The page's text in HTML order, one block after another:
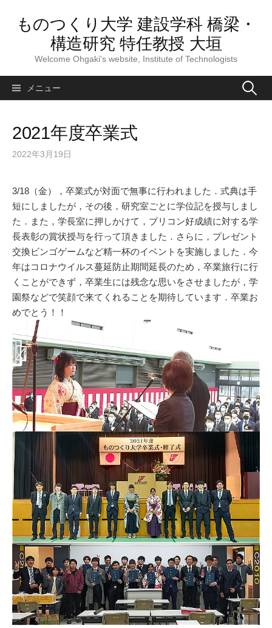
ス
ものつくり大学 建設学科 橋梁・
構造研究 特任教授 大垣
Welcome Ohgaki's website, Institute of Technologists
メニュー 検
2021年度卒業式
2022年3月19日
3/18（金），卒業式が対面で無事に行われました．式典は手
短にしましたが，その後，研究室ごとに学位記を授与しまし
た．また，学長室に押しかけて，ブリコン好成績に対する学
長表彰の賞状授与を行って頂きました．さらに，プレゼント
交換ビンゴゲームなど精一杯のイベントを実施しました．今
年はコロナウイルス蔓延防止期間延長のため，卒業旅行に行
くことができず，卒業生には残念な思いをさせましたが，学
園祭などで笑顔で来てくれることを期待しています．卒業お
めでとう！！